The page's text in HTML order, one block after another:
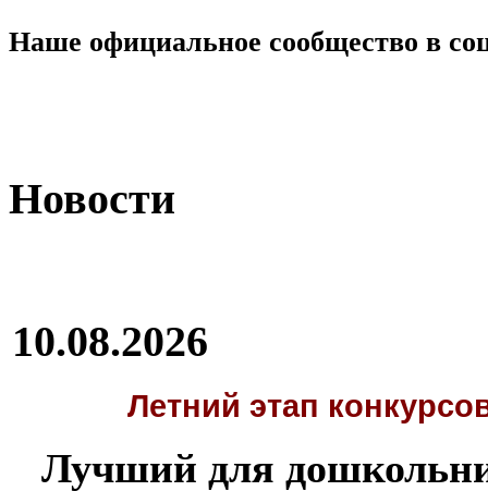
Наше официальное сообщество в
Новости
10.08.2026
Летний этап
Лучший для